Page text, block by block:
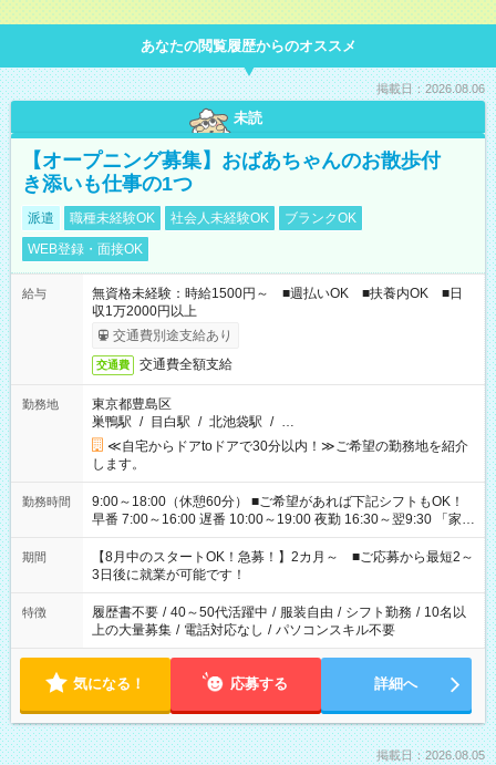
あなたの閲覧履歴からのオススメ
掲載日：2026.08.06
未読
【オープニング募集】おばあちゃんのお散歩付
き添いも仕事の1つ
派遣 職種未経験OK 社会人未経験OK
ブランクOK
WEB登録・面接OK
給与
無資格未経験：時給1500円～ ■週払いOK ■扶養内OK ■日
収1万2000円以上
交通費別途支給あり
交通費 交通費全額支給
勤務地
東京都豊島区
巣鴨駅 / 目白駅 / 北池袋駅 / …
≪自宅からドアtoドアで30分以内！≫ご希望の勤務地を紹介
します。
勤務時間
9:00～18:00（休憩60分） ■ご希望があれば下記シフトもOK！
早番 7:00～16:00 遅番 10:00～19:00 夜勤 16:30～翌9:30 「家族
と休みを合わせたい」 「余裕を持って夕飯の準備がしたい」
「できれば残業はしたくない」 など、ご希望を教えてください
ね。 ※Wワーク希望の方へ 今ご覧のお仕事で希望する勤務時間
と、もう1つのお仕事の勤務時間。 合計で週40時間を超える場
合は応募できません。
期間
【8月中のスタートOK！急募！】2カ月～ ■ご応募から最短2～
3日後に就業が可能です！
特徴 履歴書不要 / 40～50代活躍中 / 服装自由 / シフト勤務 / 10名以
上の大量募集 / 電話対応なし / パソコンスキル不要
気になる！ 応募する 詳細へ
掲載日：2026.08.05